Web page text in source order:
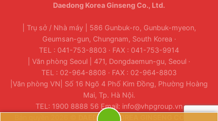
Daedong Korea Ginseng Co., Ltd.
| Trụ sở / Nhà máy | 586 Gunbuk-ro, Gunbuk-myeon,
Geumsan-gun, Chungnam, South Korea ·
TEL : 041-753-8803 · FAX : 041-753-9914
| Văn phòng Seoul | 471, Dongdaemun-gu, Seoul ·
TEL : 02-964-8808 · FAX : 02-964-8803
|Văn phòng VN| Số 16 Ngõ 4 Phố Kim Đồng, Phường Hoàng
Mai, Tp. Hà Nội.
TEL: 1900 8888 56 Email: info@vhpgroup.vn
DAEDONG KOREA GINSENG CO., LTD.